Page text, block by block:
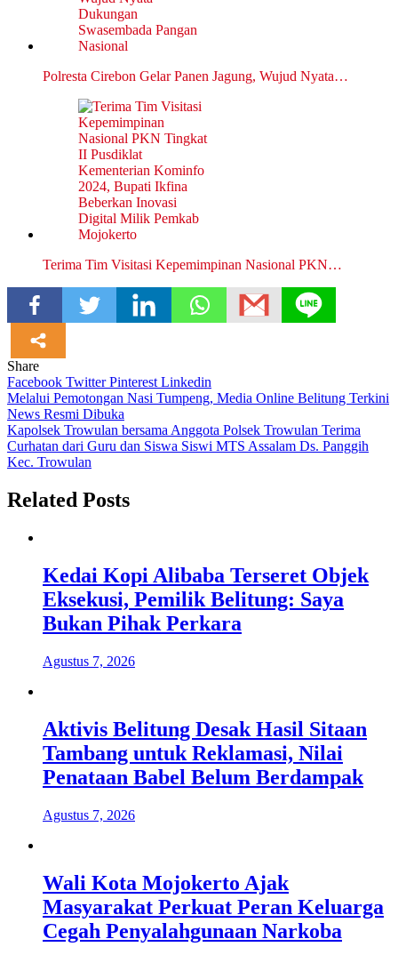
Polresta Cirebon Gelar Panen Jagung, Wujud Nyata…
Terima Tim Visitasi Kepemimpinan Nasional PKN…
Share
Facebook TwitterPinterest Linkedin
Navigasi
pos
Melalui Pemotongan Nasi Tumpeng, Media Online Belitung Terkini
News Resmi Dibuka
Kapolsek Trowulan bersama Anggota Polsek Trowulan Terima
Curhatan dari Guru dan Siswa Siswi MTS Assalam Ds. Panggih
Kec. Trowulan
Related Posts
Kedai Kopi Alibaba Terseret Objek
Eksekusi, Pemilik Belitung: Saya
Bukan Pihak Perkara
Agustus 7, 2026
Aktivis Belitung Desak Hasil Sitaan
Tambang untuk Reklamasi, Nilai
Penataan Babel Belum Berdampak
Agustus 7, 2026
Wali Kota Mojokerto Ajak
Masyarakat Perkuat Peran Keluarga
Cegah Penyalahgunaan Narkoba